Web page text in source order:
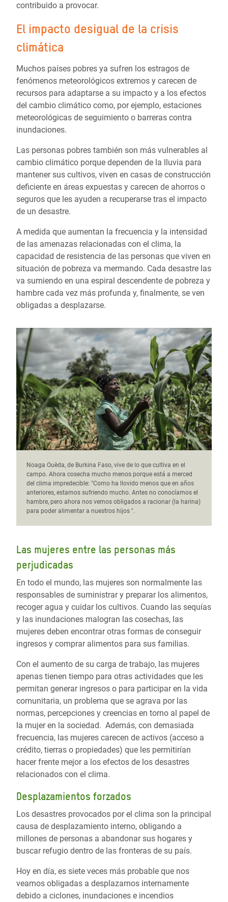
contribuido a provocar.
El impacto desigual de la crisis
climática
Muchos países pobres ya sufren los estragos de
fenómenos meteorológicos extremos y carecen de
recursos para adaptarse a su impacto y a los efectos
del cambio climático como, por ejemplo, estaciones
meteorológicas de seguimiento o barreras contra
inundaciones.
Las personas pobres también son más vulnerables al
cambio climático porque dependen de la lluvia para
mantener sus cultivos, viven en casas de construcción
deficiente en áreas expuestas y carecen de ahorros o
seguros que les ayuden a recuperarse tras el impacto
de un desastre.
A medida que aumentan la frecuencia y la intensidad
de las amenazas relacionadas con el clima, la
capacidad de resistencia de las personas que viven en
situación de pobreza va mermando. Cada desastre las
va sumiendo en una espiral descendente de pobreza y
hambre cada vez más profunda y, finalmente, se ven
obligadas a desplazarse.
Noaga Ouèda, de Burkina Faso, vive de lo que cultiva en el
campo. Ahora cosecha mucho menos porque está a merced
del clima impredecible: "Como ha llovido menos que en años
anteriores, estamos sufriendo mucho. Antes no conocíamos el
hambre, pero ahora nos vemos obligados a racionar (la harina)
para poder alimentar a nuestros hijos ".
Las mujeres entre las personas más
perjudicadas
En todo el mundo, las mujeres son normalmente las
responsables de suministrar y preparar los alimentos,
recoger agua y cuidar los cultivos. Cuando las sequías
y las inundaciones malogran las cosechas, las
mujeres deben encontrar otras formas de conseguir
ingresos y comprar alimentos para sus familias.
Con el aumento de su carga de trabajo, las mujeres
apenas tienen tiempo para otras actividades que les
permitan generar ingresos o para participar en la vida
comunitaria, un problema que se agrava por las
normas, percepciones y creencias en torno al papel de
la mujer en la sociedad. Además, con demasiada
frecuencia, las mujeres carecen de activos (acceso a
crédito, tierras o propiedades) que les permitirían
hacer frente mejor a los efectos de los desastres
relacionados con el clima.
Desplazamientos forzados
Los desastres provocados por el clima son la principal
causa de desplazamiento interno, obligando a
millones de personas a abandonar sus hogares y
buscar refugio dentro de las fronteras de su país.
Hoy en día, es siete veces más probable que nos
veamos obligadas a desplazarnos internamente
debido a ciclones, inundaciones e incendios